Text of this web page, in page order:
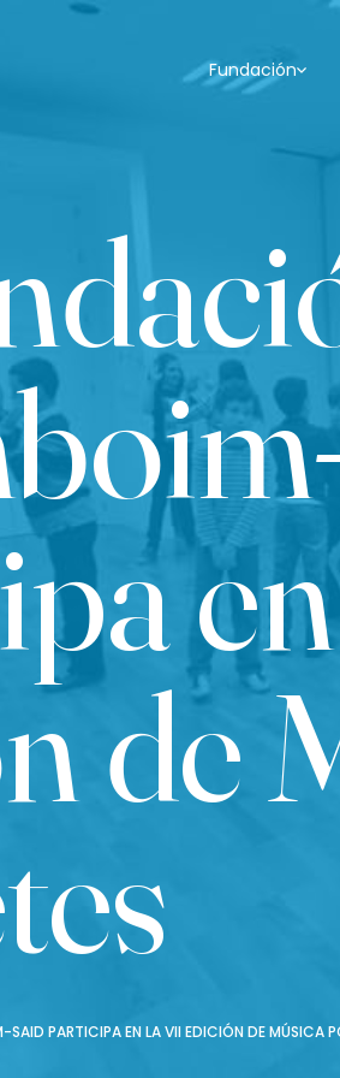
Fundación
de
PARTICIPA EN LA VII EDICIÓN DE MÚSICA